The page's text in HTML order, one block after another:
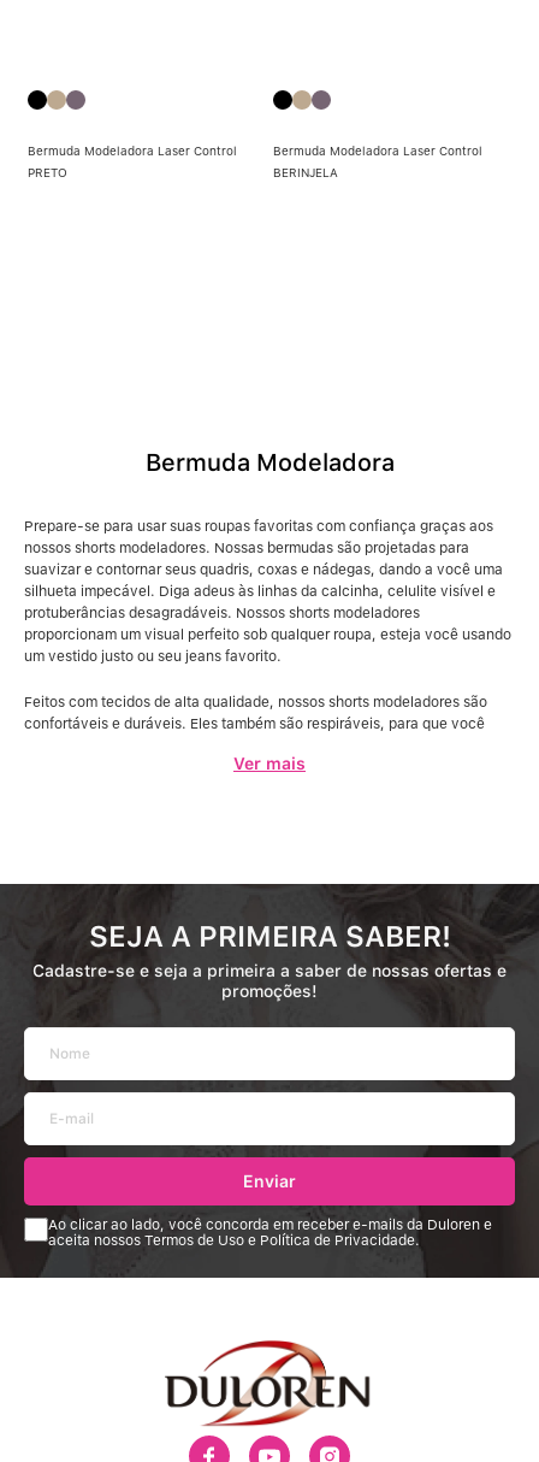
Bermuda Modeladora Laser Control
PRETO
Bermuda Modeladora Laser Control
BERINJELA
Bermuda Modeladora
Prepare-se para usar suas roupas favoritas com confiança graças aos
nossos shorts modeladores. Nossas bermudas são projetadas para
suavizar e contornar seus quadris, coxas e nádegas, dando a você uma
silhueta impecável. Diga adeus às linhas da calcinha, celulite visível e
protuberâncias desagradáveis. Nossos shorts modeladores
proporcionam um visual perfeito sob qualquer roupa, esteja você usando
um vestido justo ou seu jeans favorito.
Feitos com tecidos de alta qualidade, nossos shorts modeladores são
confortáveis e duráveis. Eles também são respiráveis, para que você
disso, com uma variedade de tamanhos e estilos para escolher, você
nossa coleção de shorts modeladores hoje e prepare-se para se sentir
confiante e bonita em qualquer roupa.
Ver mais
SEJA A PRIMEIRA SABER!
Cadastre-se e seja a primeira a saber de nossas ofertas e
promoções!
Enviar
Ao clicar ao lado, você concorda em receber e-mails da Duloren e
aceita nossos Termos de Uso e Política de Privacidade.